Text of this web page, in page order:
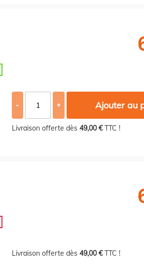
- + Ajouter au
Livraison offerte dès 49,00 €TTC !
Livraison offerte dès 49,00 €TTC !